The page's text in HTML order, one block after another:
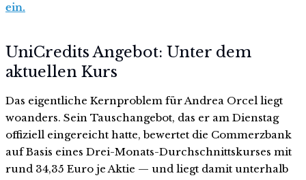
ein.
UniCredits Angebot: Unter dem
aktuellen Kurs
Das eigentliche Kernproblem für Andrea Orcel liegt
woanders. Sein Tauschangebot, das er am Dienstag
offiziell eingereicht hatte, bewertet die Commerzbank
auf Basis eines Drei-Monats-Durchschnittskurses mit
rund 34,35 Euro je Aktie — und liegt damit unterhalb